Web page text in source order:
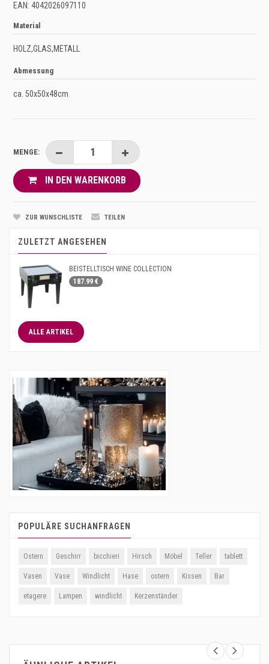
EAN: 4042026097110
Material
HOLZ,GLAS,METALL
Abmessung
ca. 50x50x48cm
MENGE:
IN DEN WARENKORB
ZUR WUNSCHLISTE TEILEN
ZULETZT ANGESEHEN
BEISTELLTISCH WINE COLLECTION
187.99 €
ALLE ARTIKEL
POPULÄRE SUCHANFRAGEN
Ostern Geschirr bicchieri Hirsch Möbel Teller tablett
Vasen Vase Windlicht Hase ostern Kissen Bar
etagere Lampen windlicht Kerzenständer